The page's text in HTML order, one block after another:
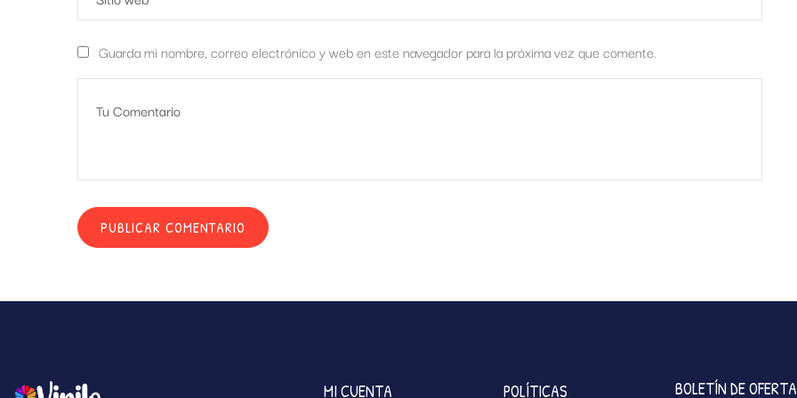
Guarda mi nombre, correo electrónico y web en este navegador para la próxima vez que comente.
MI CUENTA POLÍTICAS BOLETÍN DE